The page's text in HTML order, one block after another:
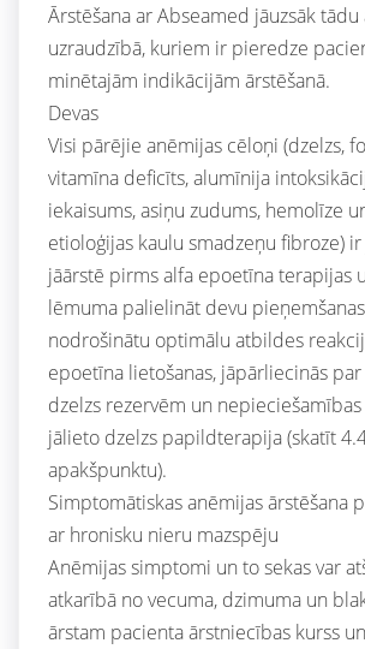
Ārstēšana ar Abseamed jāuzsāk tādu
uzraudzībā, kuriem ir pieredze
minētajām indikācijām ārstēšanā.
Devas
Visi pārējie anēmijas cēloņi (dzelzs,
vitamīna deficīts, alumīnija
iekaisums, asiņu zudums, hemolīze
etioloģijas kaulu smadzeņu fibroze)
jāārstē pirms alfa epoetīna terapijas
lēmuma palielināt devu
nodrošinātu optimālu atbildes
epoetīna lietošanas, jāpārliecinās
dzelzs rezervēm un
jālieto dzelzs papildterapija (skatīt
apakšpunktu).
Simptomātiskas anēmijas ārstēšana
ar hronisku nieru mazspēju
Anēmijas simptomi un to sekas var
atkarībā no vecuma, dzimuma un
ārstam pacienta ārstniecības kurss